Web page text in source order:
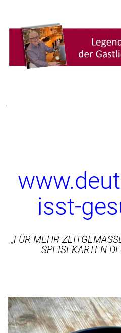
isst-
„FÜR MEHR
PEISEKARTEN